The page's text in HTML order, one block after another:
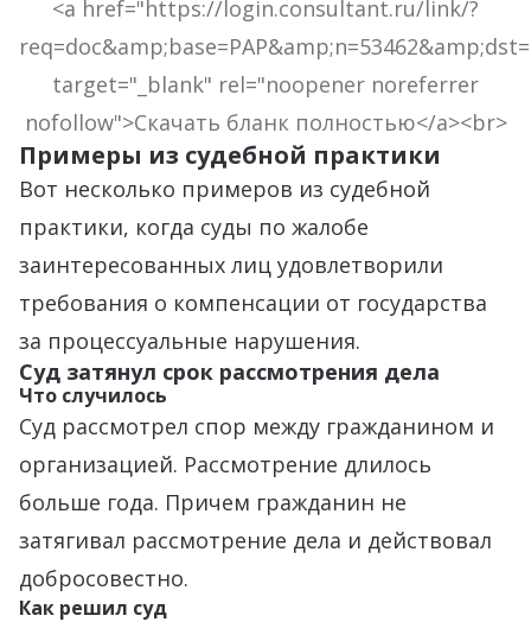
<a href="https://login.consultant.ru/link/?
target="_blank" rel="noopener noreferrer
nofollow">Скачать бланк полностью</a><br>
Примеры из судебной практики
Вот несколько примеров из судебной
практики, когда суды по жалобе
заинтересованных лиц удовлетворили
требования о компенсации от государства
за процессуальные нарушения.
Суд затянул срок рассмотрения дела
Что случилось
Суд рассмотрел спор между гражданином и
организацией. Рассмотрение длилось
больше года. Причем гражданин не
затягивал рассмотрение дела и действовал
добросовестно.
Как решил суд